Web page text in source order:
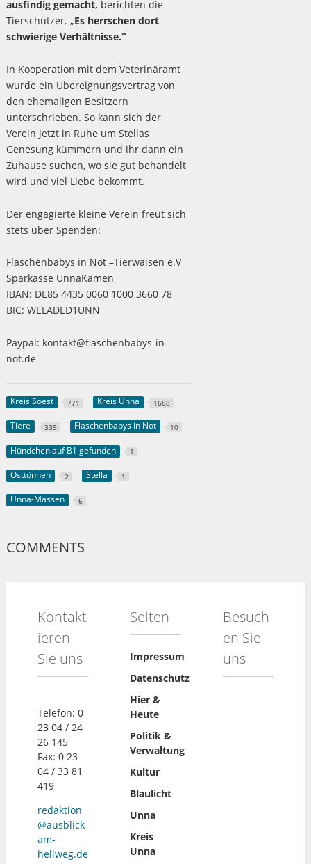
ausfindig gemacht, berichten die
Tierschützer. „Es herrschen dort
schwierige Verhältnisse.“
In Kooperation mit dem Veterinäramt
wurde ein Übereignungsvertrag von
den ehemaligen Besitzern
unterschrieben. So kann sich der
Verein jetzt in Ruhe um Stellas
Genesung kümmern und ihr dann ein
Zuhause suchen, wo sie gut behandelt
wird und viel Liebe bekommt.
Der engagierte kleine Verein freut sich
stets über Spenden:
Flaschenbabys in Not –Tierwaisen e.V
Sparkasse UnnaKamen
IBAN: DE85 4435 0060 1000 3660 78
BIC: WELADED1UNN
Paypal: kontakt@flaschenbabys-in-
not.de
Kreis Soest 771 Kreis Unna 1688
Tiere 339 Flaschenbabys in Not 10
Hündchen auf B1 gefunden 1
Osttönnen 2 Stella 1
Unna-Massen 6
COMMENTS
Kontakt
ieren
Sie uns
Telefon: 0
23 04 / 24
26 145
Fax: 0 23
04 / 33 81
419
redaktion
@ausblick-
am-
hellweg.de
Seiten
Impressum
Datenschutz
Hier &
Heute
Politik &
Verwaltung
Kultur
Blaulicht
Unna
Kreis
Unna
Besuch
en Sie
uns